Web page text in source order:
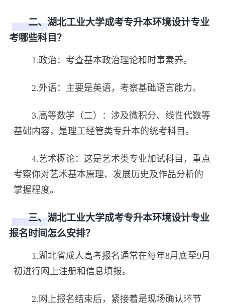
二、湖北工业大学成考专升本环境设计专业
考哪些科目？
1.政治：考查基本政治理论和时事素养。
2.外语：主要是英语，考察基础语言能力。
3.高等数学（二）：涉及微积分、线性代数等
基础内容，是理工经管类专升本的统考科目。
4.艺术概论：这是艺术类专业加试科目，重点
考察你对艺术基本原理、发展历史及作品分析的
掌握程度。
三、湖北工业大学成考专升本环境设计专业
报名时间怎么安排？
1.湖北省成人高考报名通常在每年8月底至9月
初进行网上注册和信息填报。
2.网上报名结束后，紧接着是现场确认环节